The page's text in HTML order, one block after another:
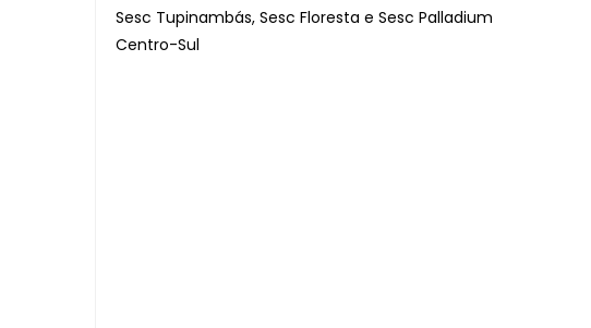
Sesc Tupinambás, Sesc Floresta e Sesc Palladium
Centro-Sul